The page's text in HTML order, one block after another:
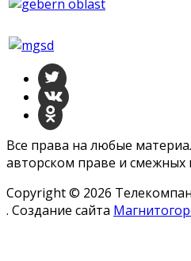
Все права на любые
авторском праве и смежных
Copyright © 2026
. Создание сайта